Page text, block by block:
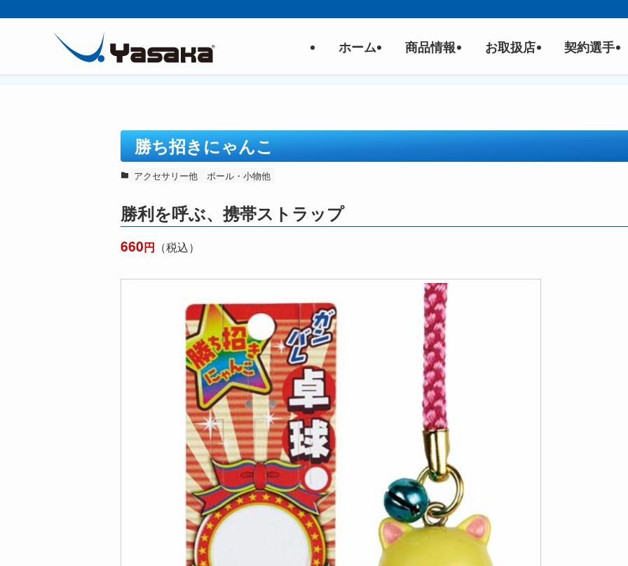
ホーム 商品情報 お取扱店 契約選手
勝ち招きにゃんこ
アクセサリー他 ボール・小物他
勝利を呼ぶ、携帯ストラップ
660円 （税込）